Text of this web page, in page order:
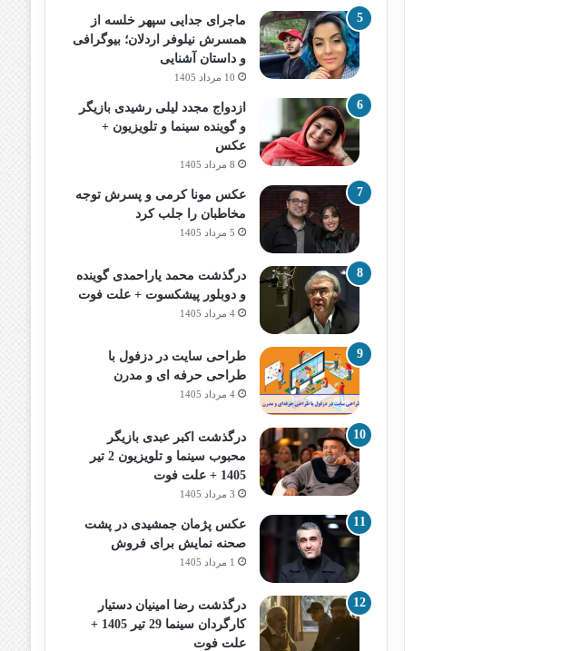
ماجرای جدایی سپهر خلسه از
همسرش نیلوفر اردلان؛ بیوگرافی
و داستان آشنایی
10 مرداد 1405
ازدواج مجدد لیلی رشیدی بازیگر
و گوینده سینما و تلویزیون +
عکس
8 مرداد 1405
عکس مونا کرمی و پسرش توجه
مخاطبان را جلب کرد
5 مرداد 1405
درگذشت محمد یاراحمدی گوینده
و دوبلور پیشکسوت + علت فوت
4 مرداد 1405
طراحی سایت در دزفول با
طراحی حرفه‌ ای و مدرن
4 مرداد 1405
درگذشت اکبر عبدی بازیگر
محبوب سینما و تلویزیون 2 تیر
1405 + علت فوت
3 مرداد 1405
عکس پژمان جمشیدی در پشت
صحنه نمایش برای فروش
1 مرداد 1405
درگذشت رضا امینیان دستیار
کارگردان سینما 29 تیر 1405 +
علت فوت